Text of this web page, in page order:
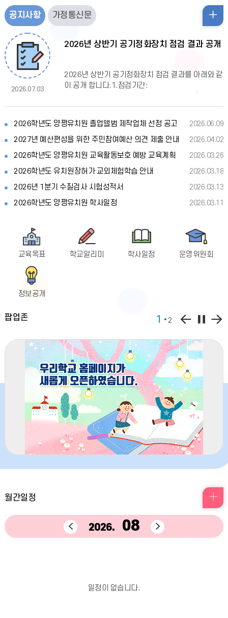
전 지
얼
음
공
지
사
항
공지사항 가정통신문
2026년 상반기 공기정화장치 점검 결과 공개
2026년 상반기 공기정화장치 점검 결과를 아래와 같
이 공개 합니다.1.점검기간:
대,공기청정기13대
2026.07.03
2026학년도 양평유치원 졸업앨범 제작업체 선정 공고 2026.06.09
2027년 예산편성을 위한 주민참여예산 의견 제출 안내 2026.04.02
2026학년도 양평유치원 교육활동보호 예방 교육계획 2026.03.26
2026학년도 유치원장허가 교외체험학습 안내 2026.03.18
2026년 1분기 수질검사 시험성적서 2026.03.13
2026학년도 양평유치원 학사일정 2026.03.11
공
항
보
기
교육목표 학교알리미 학사일정 운영위원회
정보공개
팝업존 1 2
팝
존
이
전
팝
존
정
지
팝
존
월간일정
이
전
2026. 08
다
음
일정이 없습니다.
정
더